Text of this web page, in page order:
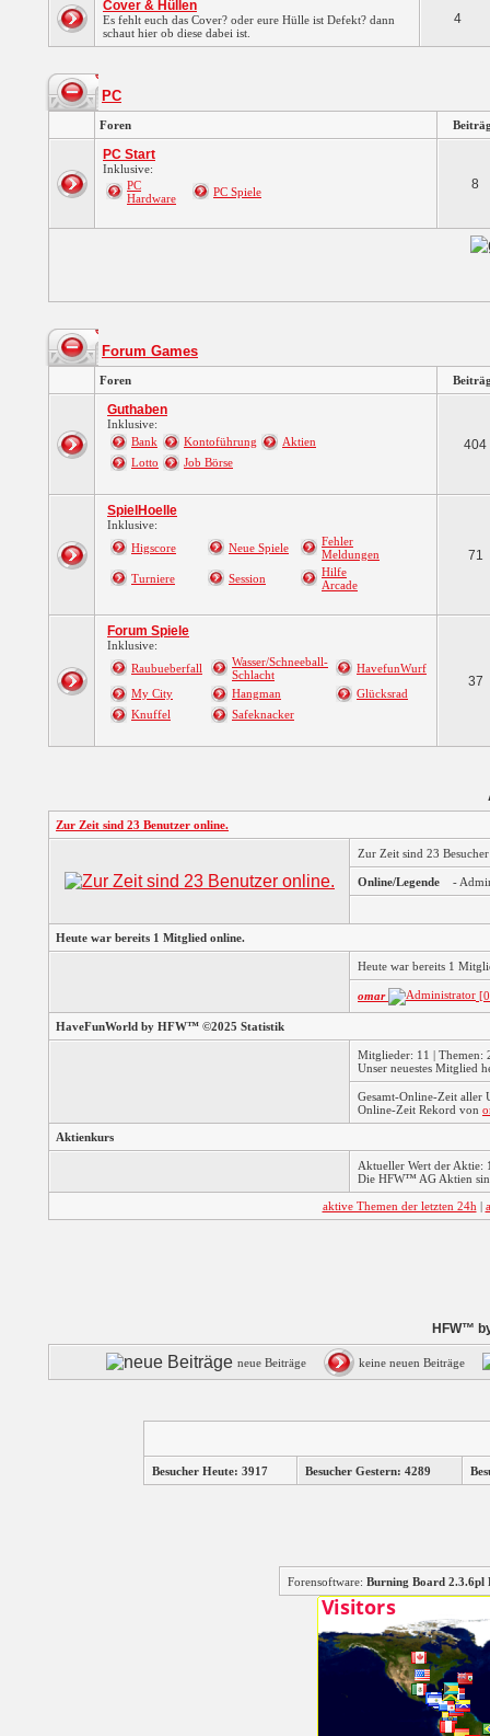
Cover & Hüllen
Es fehlt euch das Cover? oder eure Hülle ist Defekt? dann
schaut hier ob diese dabei ist.
4
PC
Foren
PC Start
Inklusive:
PC
Hardware
PC Spiele 8
Forum Games
Foren
Guthaben
Inklusive:
Bank
Kontoführung
Aktien
Lotto
Job Börse
404
SpielHoelle
Inklusive:
Higscore
Neue Spiele
Fehler
Meldungen
Turniere
Session
Hilfe
Arcade
71
Forum Spiele
Inklusive:
Raubueberfall
Wasser/Schneeball-
Schlacht
HavefunWurf
My City
Hangman
Glücksrad
Knuffel
Safeknacker
37
Zur Zeit sind 23 Benutzer online.
Zur Zeit sind 23
Online/Legende -
Heute war bereits 1 Mitglied online.
Heute war bereits 1
omar
HaveFunWorld by HFW™ ©2025 Statistik
Mitglieder: 11 | Themen:
Unser neuestes Mitglied
Gesamt-Online-Zeit aller
Online-Zeit Rekord von
Aktienkurs
Aktueller Wert der Aktie:
Die HFW™ AG Aktien
aktive Themen der letzten 24h |
HFW™
neue Beiträge keine neuen Beiträge
Besucher Heute: 3917 Besucher Gestern: 4289
Forensoftware: Burning Board